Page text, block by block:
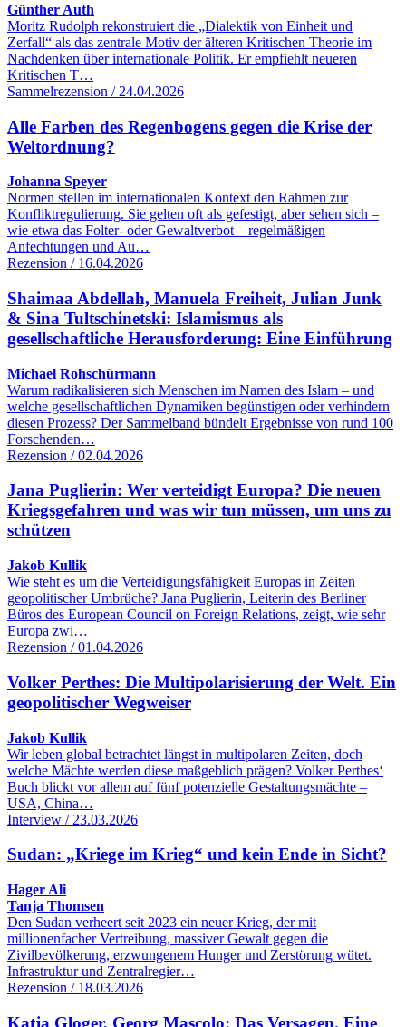
Günther Auth
Moritz Rudolph rekonstruiert die „Dialektik von Einheit und
Zerfall“ als das zentrale Motiv der älteren Kritischen Theorie im
Nachdenken über internationale Politik. Er empfiehlt neueren
Kritischen T…
Sammelrezension / 24.04.2026
Alle Farben des Regenbogens gegen die Krise der
Weltordnung?
Johanna Speyer
Normen stellen im internationalen Kontext den Rahmen zur
Konfliktregulierung. Sie gelten oft als gefestigt, aber sehen sich –
wie etwa das Folter- oder Gewaltverbot – regelmäßigen
Anfechtungen und Au…
Rezension / 16.04.2026
Shaimaa Abdellah, Manuela Freiheit, Julian Junk
& Sina Tultschinetski: Islamismus als
gesellschaftliche Herausforderung: Eine Einführung
Michael Rohschürmann
Warum radikalisieren sich Menschen im Namen des Islam – und
welche gesellschaftlichen Dynamiken begünstigen oder verhindern
diesen Prozess? Der Sammelband bündelt Ergebnisse von rund 100
Forschenden…
Rezension / 02.04.2026
Jana Puglierin: Wer verteidigt Europa? Die neuen
Kriegsgefahren und was wir tun müssen, um uns zu
schützen
Jakob Kullik
Wie steht es um die Verteidigungsfähigkeit Europas in Zeiten
geopolitischer Umbrüche? Jana Puglierin, Leiterin des Berliner
Büros des European Council on Foreign Relations, zeigt, wie sehr
Europa zwi…
Rezension / 01.04.2026
Volker Perthes: Die Multipolarisierung der Welt. Ein
geopolitischer Wegweiser
Jakob Kullik
Wir leben global betrachtet längst in multipolaren Zeiten, doch
welche Mächte werden diese maßgeblich prägen? Volker Perthes‘
Buch blickt vor allem auf fünf potenzielle Gestaltungsmächte –
USA, China…
Interview / 23.03.2026
Sudan: „Kriege im Krieg“ und kein Ende in Sicht?
Hager Ali
Tanja Thomsen
Den Sudan verheert seit 2023 ein neuer Krieg, der mit
millionenfacher Vertreibung, massiver Gewalt gegen die
Zivilbevölkerung, erzwungenem Hunger und Zerstörung wütet.
Infrastruktur und Zentralregier…
Rezension / 18.03.2026
Katja Gloger, Georg Mascolo: Das Versagen. Eine